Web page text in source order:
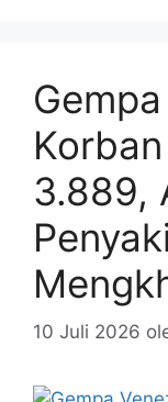
3.889,
10 Juli 2026